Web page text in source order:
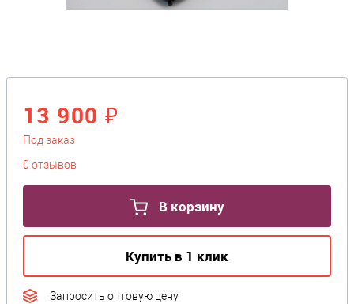
13 900 ₽
Под заказ
0 отзывов
В корзину
Купить в 1 клик
Запросить оптовую цену